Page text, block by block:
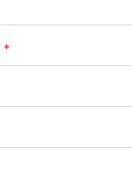
*